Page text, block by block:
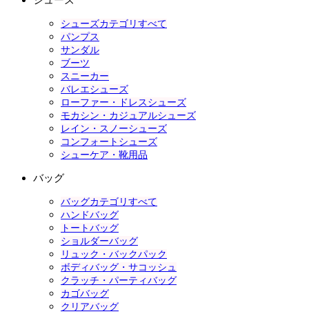
シューズカテゴリすべて
パンプス
サンダル
ブーツ
スニーカー
バレエシューズ
ローファー・ドレスシューズ
モカシン・カジュアルシューズ
レイン・スノーシューズ
コンフォートシューズ
シューケア・靴用品
バッグ
バッグカテゴリすべて
ハンドバッグ
トートバッグ
ショルダーバッグ
リュック・バックパック
ボディバッグ・サコッシュ
クラッチ・パーティバッグ
カゴバッグ
クリアバッグ